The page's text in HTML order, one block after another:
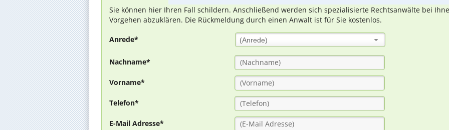
Sie können hier Ihren Fall schildern. Anschließend werden sich spezialisierte Rechtsanwälte bei
Vorgehen abzuklären. Die Rückmeldung durch einen Anwalt ist für Sie kostenlos.
Anrede* (Anrede)
Nachname*
Vorname*
Telefon*
E-Mail Adresse*